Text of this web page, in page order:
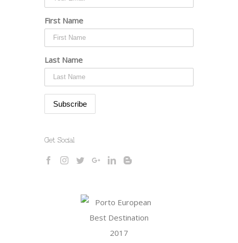
First Name
Last Name
Get Social